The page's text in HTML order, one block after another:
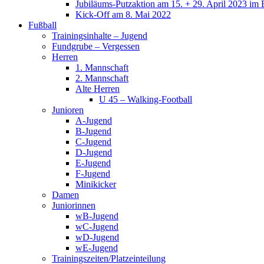
Jubiläums-Putzaktion am 15. + 29. April 2023 im
Kick-Off am 8. Mai 2022
Fußball
Trainingsinhalte – Jugend
Fundgrube – Vergessen
Herren
1. Mannschaft
2. Mannschaft
Alte Herren
U 45 – Walking-Football
Junioren
A-Jugend
B-Jugend
C-Jugend
D-Jugend
E-Jugend
F-Jugend
Minikicker
Damen
Juniorinnen
wB-Jugend
wC-Jugend
wD-Jugend
wE-Jugend
Trainingszeiten/Platzeinteilung